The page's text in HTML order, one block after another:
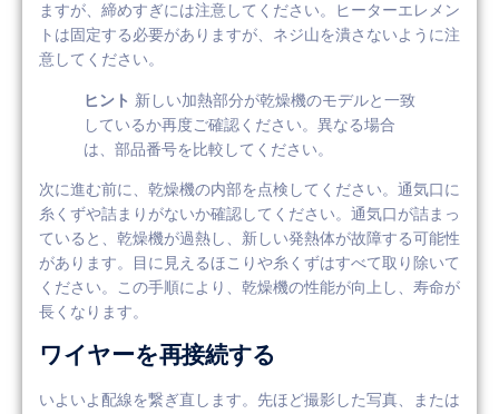
ますが、締めすぎには注意してください。ヒーターエレメン
トは固定する必要がありますが、ネジ山を潰さないように注
意してください。
ヒント 新しい加熱部分が乾燥機のモデルと一致
しているか再度ご確認ください。異なる場合
は、部品番号を比較してください。
次に進む前に、乾燥機の内部を点検してください。通気口に
糸くずや詰まりがないか確認してください。通気口が詰まっ
ていると、乾燥機が過熱し、新しい発熱体が故障する可能性
があります。目に見えるほこりや糸くずはすべて取り除いて
ください。この手順により、乾燥機の性能が向上し、寿命が
長くなります。
ワイヤーを再接続する
いよいよ配線を繋ぎ直します。先ほど撮影した写真、または